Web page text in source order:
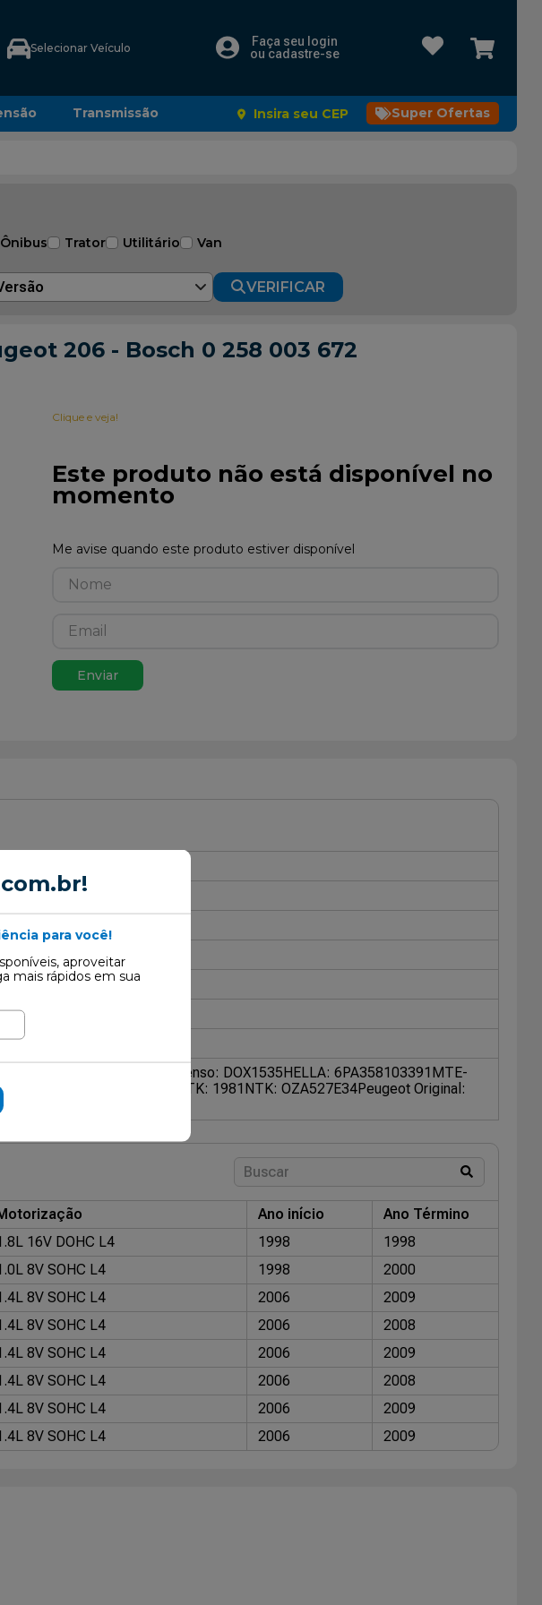
para você!
aproveitar
mais rápidos em sua
Selecionar Veículo
Faça seu login
ou cadastre-se
Transmissão Insira seu CEP Super Ofertas
Ônibus Trator Utilitário Van
VERIFICAR
206 - Bosch 0 258 003 672
Clique e veja!
Este produto não está disponível no
momento
Enviar
Denso: DOX1535HELLA: 6PA358103391 MTE-
92733 NTK: 1981 NTK: OZA527E34Peugeot Original:
Ano início
Ano Término
16V DOHC L4 1998
1998
8V SOHC L4 1998
2000
8V SOHC L4 2006
2009
8V SOHC L4 2006
2008
8V SOHC L4 2006
2009
8V SOHC L4 2006
2008
8V SOHC L4 2006
2009
8V SOHC L4 2006 2009